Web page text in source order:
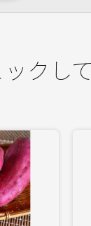
クして